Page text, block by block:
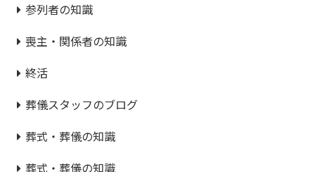
参列者の知識
喪主・関係者の知識
終活
葬儀スタッフのブログ
葬式・葬儀の知識
葬式・葬儀の知識